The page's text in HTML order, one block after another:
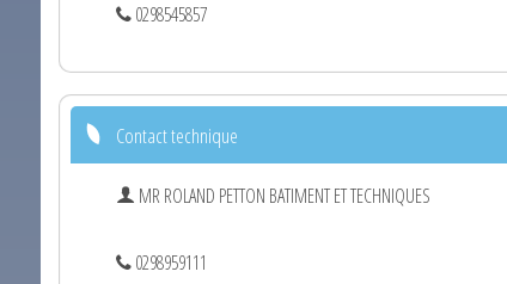
0298545857
Contact technique
MR ROLAND PETTON BATIMENT ET TECHNIQUES
0298959111